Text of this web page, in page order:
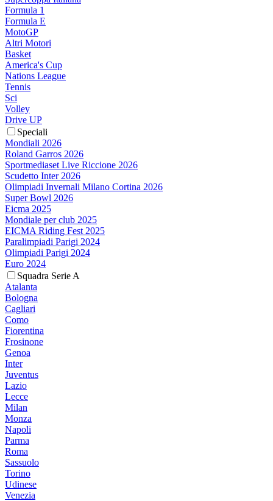
Formula 1
Formula E
MotoGP
Altri Motori
Basket
America's Cup
Nations League
Tennis
Sci
Volley
Drive UP
Speciali
Mondiali 2026
Roland Garros 2026
Sportmediaset Live Riccione 2026
Scudetto Inter 2026
Olimpiadi Invernali Milano Cortina 2026
Super Bowl 2026
Eicma 2025
Mondiale per club 2025
EICMA Riding Fest 2025
Paralimpiadi Parigi 2024
Olimpiadi Parigi 2024
Euro 2024
Squadra Serie A
Atalanta
Bologna
Cagliari
Como
Fiorentina
Frosinone
Genoa
Inter
Juventus
Lazio
Lecce
Milan
Monza
Napoli
Parma
Roma
Sassuolo
Torino
Udinese
Venezia